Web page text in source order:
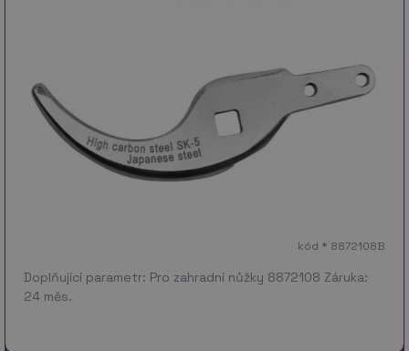
kód * 8872108B
Doplňující parametr: Pro zahradní nůžky 8872108 Záruka:
24 měs.